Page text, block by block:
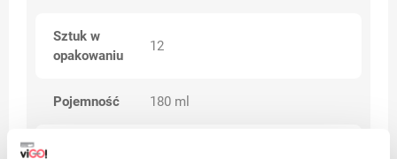
Sztuk w
opakowaniu
12
Pojemność 180 ml